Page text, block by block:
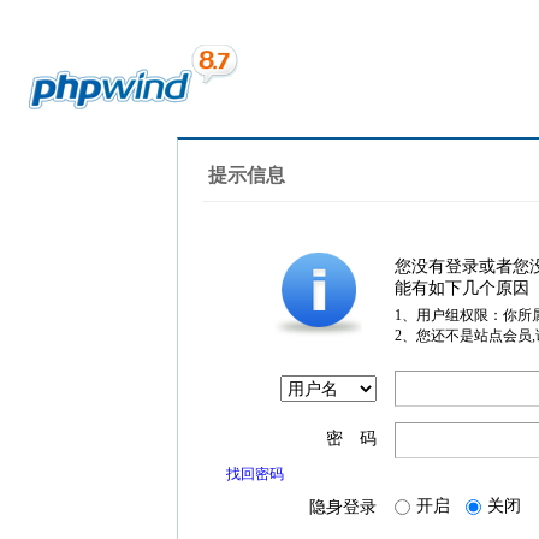
提示信息
您没有登录或者您
能有如下几个原因
1、用户组权限：你所
2、您还不是站点会员
密 码
找回密码
隐身登录 开启 关闭